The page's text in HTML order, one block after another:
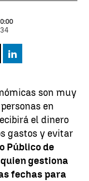
Linkedin
son muy
en
el dinero
gastos y evitar
Público de
gestiona
fechas para